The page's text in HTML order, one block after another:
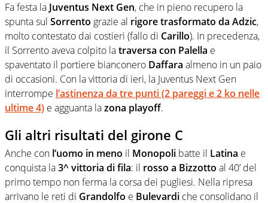
Fa festa la Juventus Next Gen, che in pieno recupero la
spunta sul Sorrento grazie al rigore trasformato da Adzic,
molto contestato dai costieri (fallo di Carillo). In precedenza,
il Sorrento aveva colpito latraversa con Palella e
spaventato il portiere bianconero Daffara almeno in un paio
di occasioni. Con la vittoria di ieri, la Juventus Next Gen
interrompe l’astinenza da tre punti (2 pareggi e 2 ko nelle
ultime 4) e agguanta lazona playoff.
Gli altri risultati del girone C
Anche con l’uomo in meno il Monopoli batte il Latina e
conquista la3^ vittoria di fila: il rosso a Bizzotto al 40’ del
primo tempo non ferma la corsa dei pugliesi. Nella ripresa
arrivano le reti di Grandolfo e Bulevardi che consolidano il